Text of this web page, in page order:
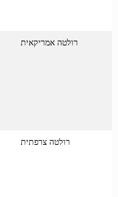
רולטה אמריקאית
רולטה צרפתית